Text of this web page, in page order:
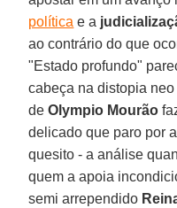
política e a
ao contrário do que
"Estado profundo"
cabeça na distopia
de Olympio Mourão
delicado que paro por
quesito - a análise
quem a apoia
semi arrependido